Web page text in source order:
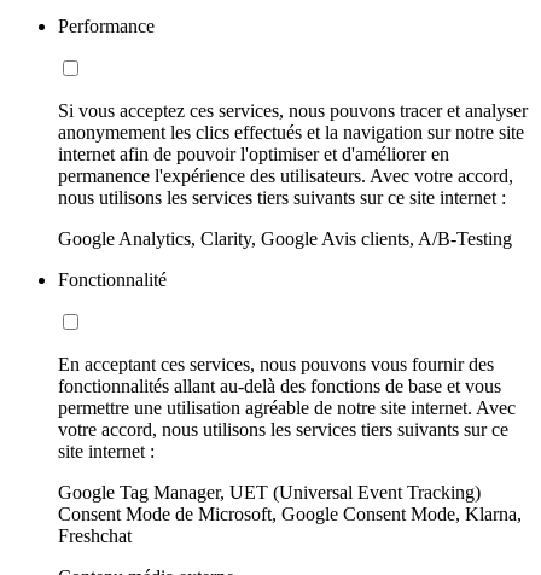
Performance
Si vous acceptez ces services, nous pouvons tracer et analyser
anonymement les clics effectués et la navigation sur notre site
internet afin de pouvoir l'optimiser et d'améliorer en
permanence l'expérience des utilisateurs. Avec votre accord,
nous utilisons les services tiers suivants sur ce site internet :
Google Analytics, Clarity, Google Avis clients, A/B-Testing
Fonctionnalité
En acceptant ces services, nous pouvons vous fournir des
fonctionnalités allant au-delà des fonctions de base et vous
permettre une utilisation agréable de notre site internet. Avec
votre accord, nous utilisons les services tiers suivants sur ce
site internet :
Google Tag Manager, UET (Universal Event Tracking)
Consent Mode de Microsoft, Google Consent Mode, Klarna,
Freshchat